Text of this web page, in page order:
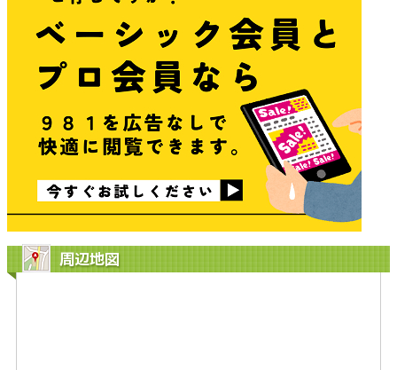
周辺地図